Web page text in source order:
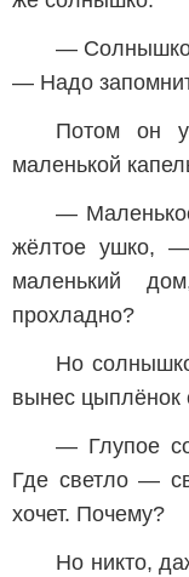
—
— Надо
Потом он
маленькой
—
жёлтое ушко,
маленький
прохладно?
Но
вынес цыплёнок
— Глупое
Где светло —
хочет. Почему?
Но никто,